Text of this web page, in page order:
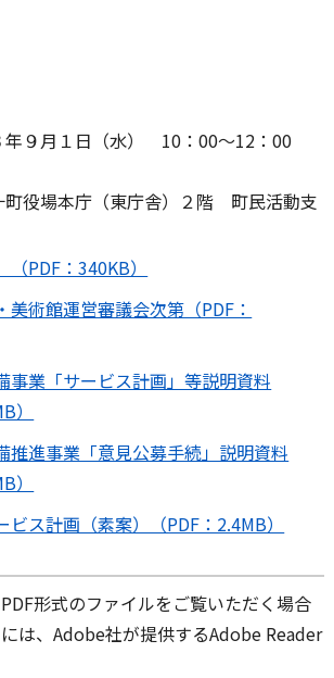
９月１日（水） 10：00～12：00
役場本庁（東庁舎）２階 町民活動支
PDF：340KB）
美術館運営審議会次第（PDF：
事業「サービス計画」等説明資料
）
推進事業「意見公募手続」説明資料
）
ス計画（素案）（PDF：2.4MB）
PDF形式のファイルをご覧いただく場合
には、Adobe社が提供するAdobe Reader